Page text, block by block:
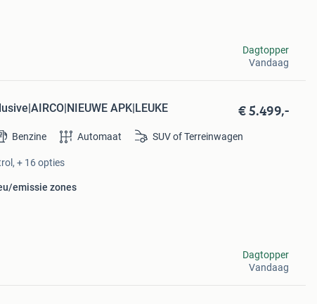
Dagtopper
Vandaag
APK|LEUKE € 5.499,-
Benzine Automaat SUV of Terreinwagen
+ 16 opties
emissie zones
Dagtopper
Vandaag